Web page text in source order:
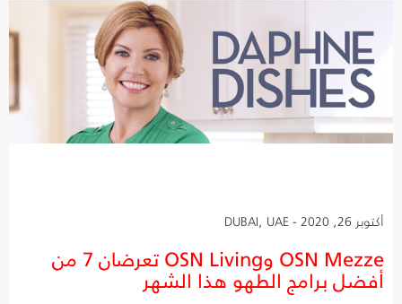
أكتوبر 26, 2020 - DUBAI, UAE
OSN Mezze وOSN Living تعرضان 7 من
أفضل برامج الطهو هذا الشهر